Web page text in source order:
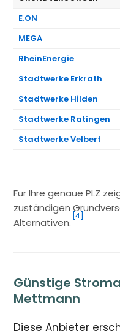
E.ON
MEGA
RheinEnergie
Stadtwerke Erkrath
Stadtwerke Hilden
Stadtwerke Ratingen
Stadtwerke Velbert
Für Ihre genaue PLZ
zuständigen
Alternativen.
[4]
Günstige
Mettmann
Diese Anbieter